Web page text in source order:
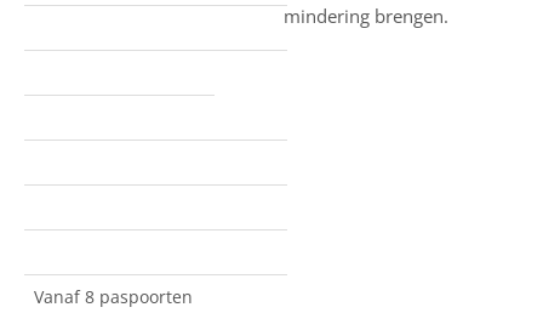
Vanaf 8 paspoorten
mindering brengen.